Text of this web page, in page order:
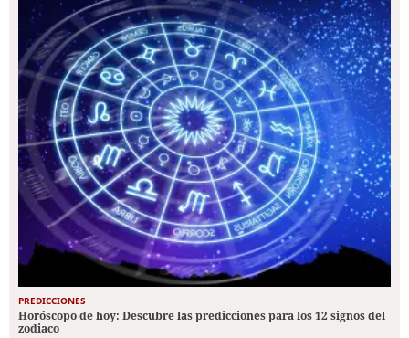
PREDICCIONES
Horóscopo de hoy: Descubre las predicciones para los 12 signos del
zodiaco